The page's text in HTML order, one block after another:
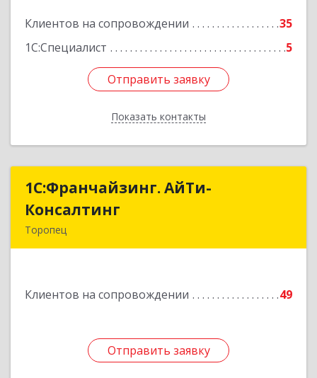
Клиентов на сопровождении
35
1С:Специалист
5
Отправить заявку
Показать контакты
Подробнее
Отправить заявку
Назад
1С:Франчайзинг. АйТи-
Консалтинг
Торопец
Клиентов на сопровождении 49
Отправить заявку
1С:Франчайзинг. АйТи-
Подробнее
Отправить заявку